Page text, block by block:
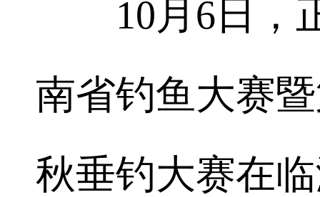
10月6日，正
南省钓鱼大赛
秋垂钓大赛在